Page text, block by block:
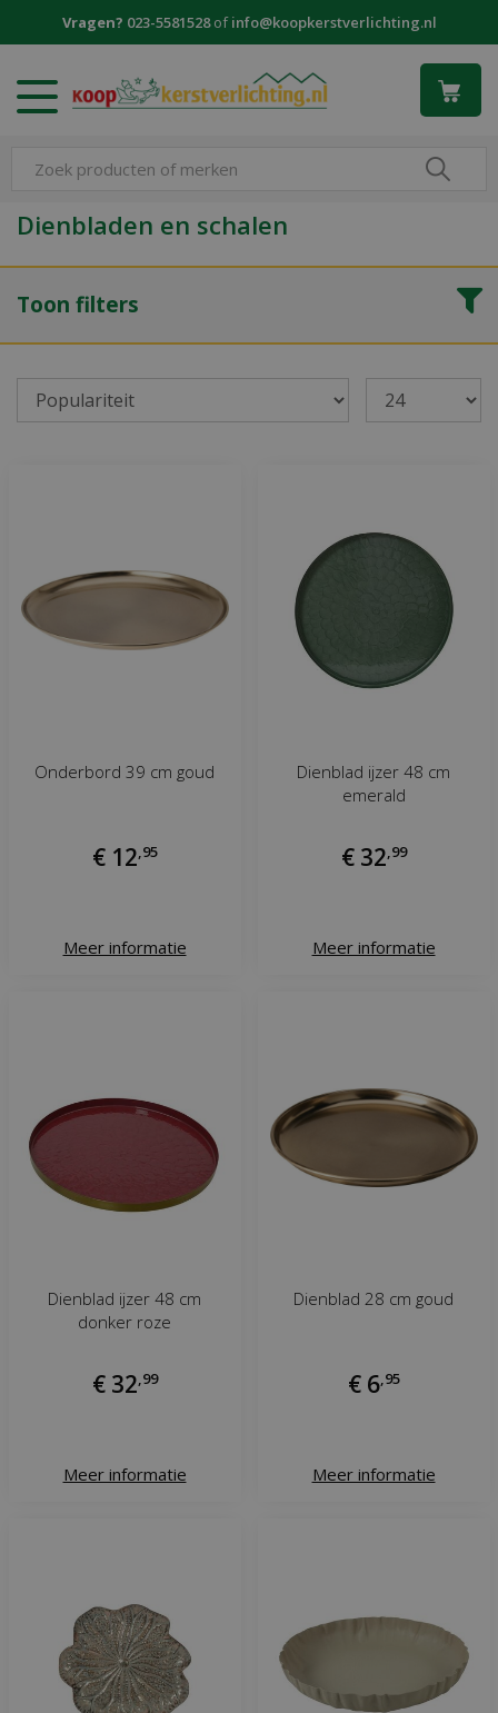
Vragen? 023-5581528ofinfo@koopkerstverlichting.nl
Dienbladen en schalen
Toon filters
Onderbord 39 cm goud
€ 12 95
Meer informatie
Dienblad ijzer 48 cm
emerald
€ 32 99
Meer informatie
Dienblad ijzer 48 cm
donker roze
€ 32 99
Meer informatie
Dienblad 28 cm goud
€ 6 95
Meer informatie